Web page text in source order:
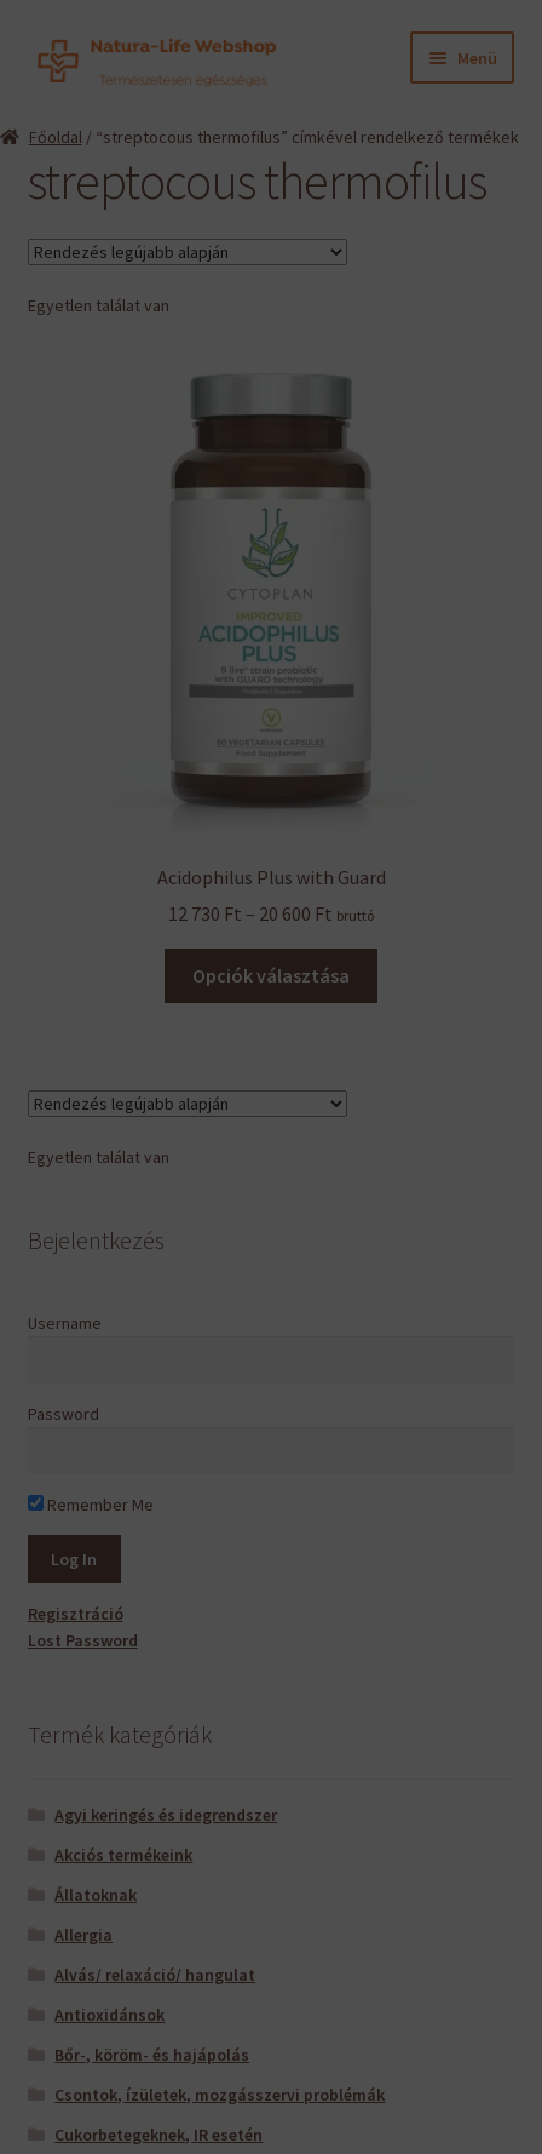
Ugrás
Kilépés
Menü
child
menu
Információk
Expand
Gyártók
Hírek
Viszonteladók, szakembereknek
Főoldal/ “streptocous thermofilus” címkével rendelkező termékek
streptocous thermofilus
Egyetlen találat van
Acidophilus Plus with Guard
12 730 Ft – 20 600 Ft Ártartomány:
12
730 Ft
-
bruttó
Opciók választása
Egyetlen találat van
Bejelentkezés
Username
Password
Remember Me
Regisztráció
Lost Password
Termék kategóriák
Agyi keringés és idegrendszer
Akciós termékeink
Állatoknak
Allergia
Alvás/ relaxáció/ hangulat
Antioxidánsok
Bőr-, köröm- és hajápolás
Csontok, ízületek, mozgásszervi problémák
Cukorbetegeknek, IR esetén